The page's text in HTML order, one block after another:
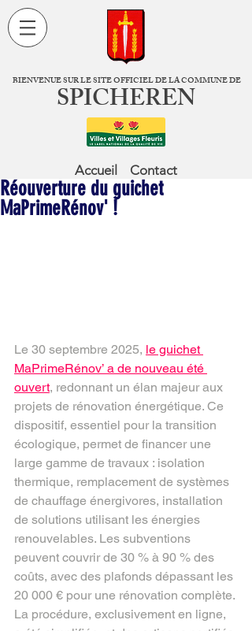
BIENVENUE SUR LE SITE OFFICIEL DE LA COMMUNE DE
SPICHEREN
Accueil Contact
Réouverture du guichet
MaPrimeRénov' !
Le 30 septembre 2025, le guichet
MaPrimeRénov’ a de nouveau été
ouvert, redonnant un élan majeur aux
projets de rénovation énergétique. Ce
dispositif, essentiel pour la transition
écologique, permet de financer une
large gamme de travaux : isolation
thermique, remplacement de systèmes
de chauffage énergivores, installation
de solutions utilisant les énergies
renouvelables. Les subventions
peuvent couvrir de 30 % à 90 % des
coûts, avec des plafonds dépassant les
20 000 € pour une rénovation complète.
La procédure, exclusivement en ligne,